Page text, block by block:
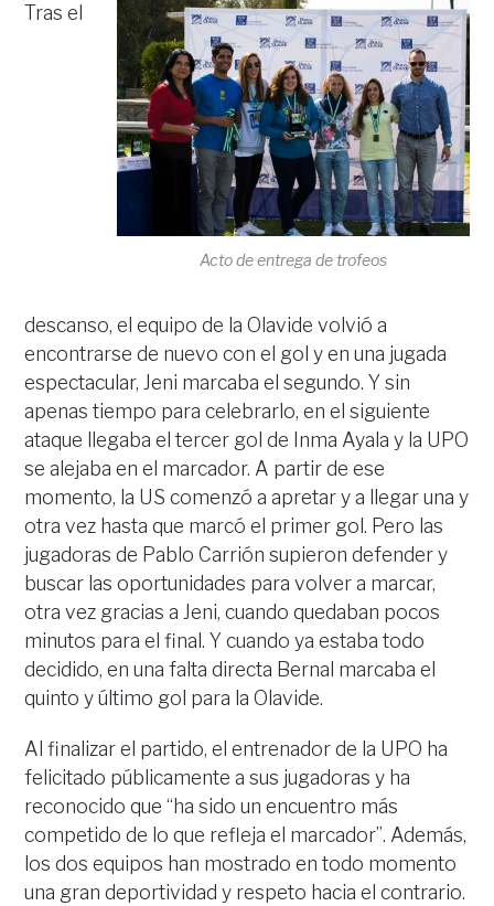
Acto de entrega de trofeos
Tras el
descanso, el equipo de la Olavide volvió a
encontrarse de nuevo con el gol y en una jugada
espectacular, Jeni marcaba el segundo. Y sin
apenas tiempo para celebrarlo, en el siguiente
ataque llegaba el tercer gol de Inma Ayala y la UPO
se alejaba en el marcador. A partir de ese
momento, la US comenzó a apretar y a llegar una y
otra vez hasta que marcó el primer gol. Pero las
jugadoras de Pablo Carrión supieron defender y
buscar las oportunidades para volver a marcar,
otra vez gracias a Jeni, cuando quedaban pocos
minutos para el final. Y cuando ya estaba todo
decidido, en una falta directa Bernal marcaba el
quinto y último gol para la Olavide.
Al finalizar el partido, el entrenador de la UPO ha
felicitado públicamente a sus jugadoras y ha
reconocido que “ha sido un encuentro más
competido de lo que refleja el marcador”. Además,
los dos equipos han mostrado en todo momento
una gran deportividad y respeto hacia el contrario.